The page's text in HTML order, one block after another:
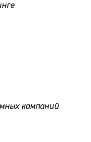
кампаний